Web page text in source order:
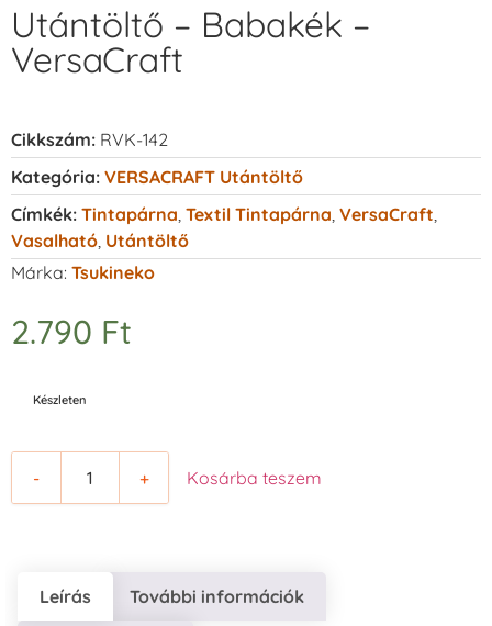
Utántöltő – Babakék –
VersaCraft
Cikkszám: RVK-142
Kategória: VERSACRAFT Utántöltő
Címkék: Tintapárna Textil Tintapárna VersaCraft
Vasalható Utántöltő
Márka: Tsukineko
2.790 Ft
Készleten
- + Kosárba teszem
Leírás További információk